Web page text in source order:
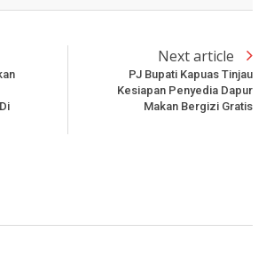
Next article
PJ Bupati Kapuas Tinjau
Kesiapan Penyedia Dapur
Makan Bergizi Gratis